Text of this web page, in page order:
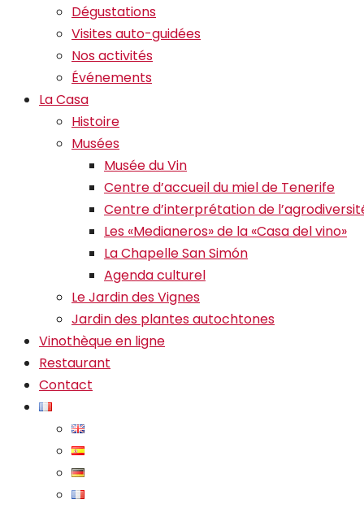
Dégustations
Visites auto-guidées
Nos activités
Événements
La Casa
Histoire
Musées
Musée du Vin
Centre d’accueil du miel de Tenerife
Centre d’interprétation de
Les «Medianeros» de la «Casa del vino»
La Chapelle San Simón
Agenda culturel
Le Jardin des Vignes
Jardin des plantes autochtones
Vinothèque en ligne
Restaurant
Contact